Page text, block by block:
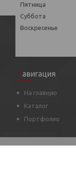
Пятница
Суббота
Воскресенье
Навигация
На главную
Каталог
Портфолио